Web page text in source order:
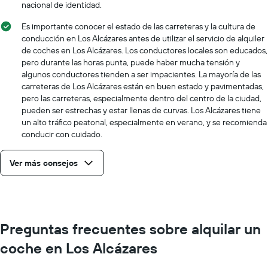
nacional de identidad.
Es importante conocer el estado de las carreteras y la cultura de
conducción en Los Alcázares antes de utilizar el servicio de alquiler
de coches en Los Alcázares. Los conductores locales son educados,
pero durante las horas punta, puede haber mucha tensión y
algunos conductores tienden a ser impacientes. La mayoría de las
carreteras de Los Alcázares están en buen estado y pavimentadas,
pero las carreteras, especialmente dentro del centro de la ciudad,
pueden ser estrechas y estar llenas de curvas. Los Alcázares tiene
un alto tráfico peatonal, especialmente en verano, y se recomienda
conducir con cuidado.
Ver más consejos
Preguntas frecuentes sobre alquilar un
coche en Los Alcázares